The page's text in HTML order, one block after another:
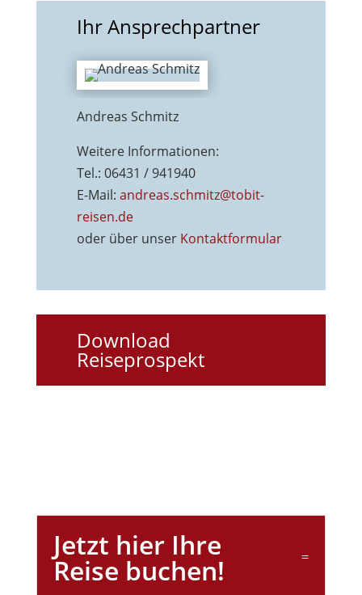
Ihr Ansprechpartner
Andreas Schmitz
Weitere Informationen:
Tel.: 06431 / 941940
E-Mail: andreas.schmitz@tobit-
reisen.de
oder über unser Kontaktformular
Download
Reiseprospekt
Jetzt hier Ihre
Reise buchen!